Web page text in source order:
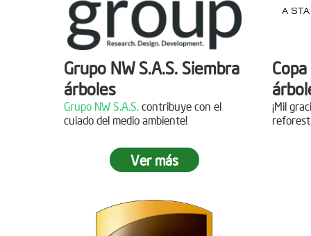
Grupo NW S.A.S. Siembra
árboles
Grupo NW S.A.S. contribuye con el
cuiado del medio ambiente!
Jornada de reforestación
05 de Abril de 2019
Asistentes:
15 personas
Ver más
¡Mil